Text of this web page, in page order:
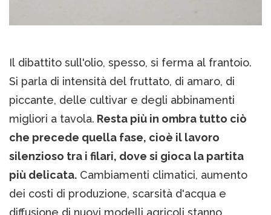
Il dibattito sull'olio, spesso, si ferma al frantoio.
Si parla di intensità del fruttato, di amaro, di
piccante, delle cultivar e degli abbinamenti
migliori a tavola. Resta più in ombra tutto ciò
che precede quella fase, cioè il lavoro
silenzioso tra i filari, dove si gioca la partita
più delicata. Cambiamenti climatici, aumento
dei costi di produzione, scarsità d'acqua e
diffusione di nuovi modelli agricoli stanno